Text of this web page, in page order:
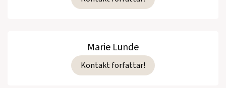
Marie Lunde
Kontakt forfattar!